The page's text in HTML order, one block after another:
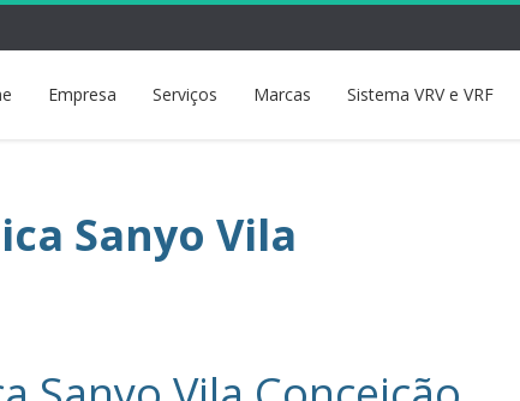
Empresa Serviços Marcas Sistema VRV e VRF
Sanyo Vila